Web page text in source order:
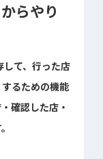
らやり
て、行った店
るための機能
確認した店・